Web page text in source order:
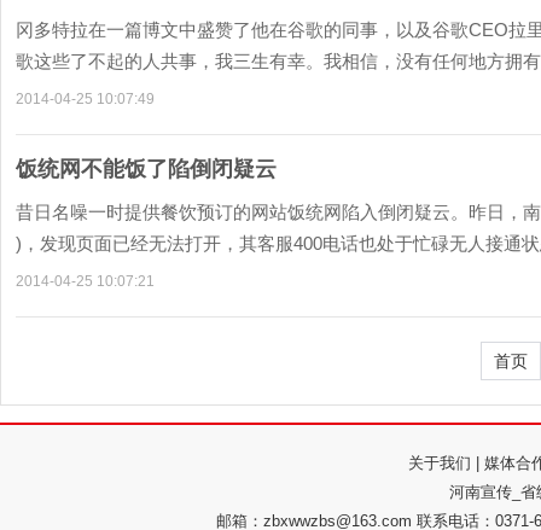
冈多特拉在一篇博文中盛赞了他在谷歌的同事，以及谷歌CEO拉
歌这些了不起的人共事，我三生有幸。我相信，没有任何地方拥
2014-04-25 10:07:49
饭统网不能饭了陷倒闭疑云
昔日名噪一时提供餐饮预订的网站饭统网陷入倒闭疑云。昨日，
)，发现页面已经无法打开，其客服400电话也处于忙碌无人接通
2014-04-25 10:07:21
首页
关于我们
媒体合
河南宣传_省
邮箱：zbxwwzbs@163.com 联系电话：